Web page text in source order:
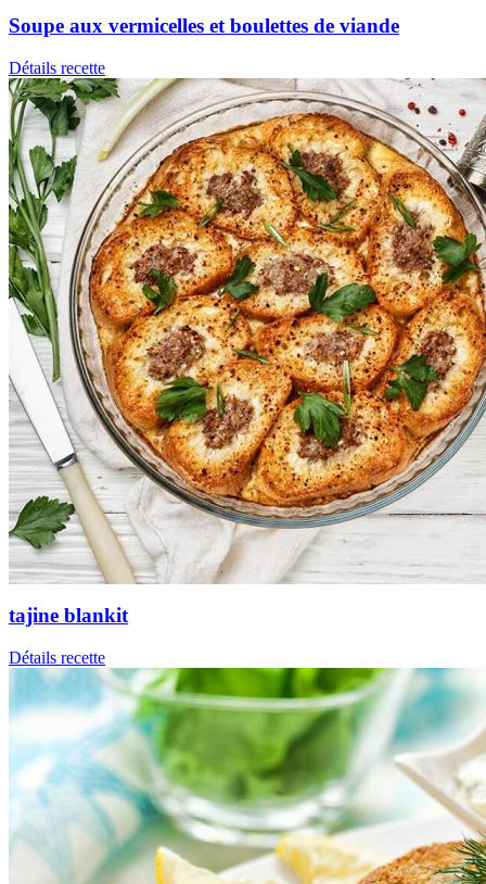
Soupe aux vermicelles et boulettes de viande
Détails recette
tajine blankit
Détails recette